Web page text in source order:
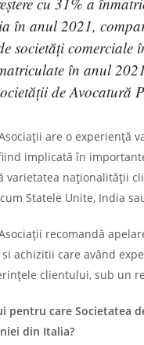
în anul 2021,
societăți
în anul
de Avocatură
are o
implicată în
varietatea naționalității
Statele Unite, India
recomandă
achizitii care având
clientului, sub un
care Societatea
din Italia?